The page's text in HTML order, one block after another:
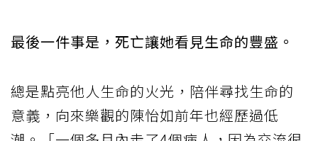
最後一件事是，死亡讓她看見生命的豐盛。
總是點亮他人生命的火光，陪伴尋找生命的
意義，向來樂觀的陳怡如前年也經歷過低